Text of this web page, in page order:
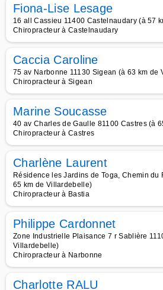
Fiona-Lise Lesage
16 all Cassieu 11400 Castelnaudary (à 57
Chiropracteur à Castelnaudary
Caccia Caroline
75 av Narbonne 11130 Sigean (à 63 km de
Chiropracteur à Sigean
Marine Soucasse
40 av Charles de Gaulle 81100 Castres (à
Chiropracteur à Castres
Charlène Laurent
Résidence les Jardins de Toga, Chemin du
65 km de Villardebelle)
Chiropracteur à Bastia
Philippe Cardonnet
Zone Industrielle Plaisance 7 r Sablière
Villardebelle)
Chiropracteur à Narbonne
Charlotte RALU